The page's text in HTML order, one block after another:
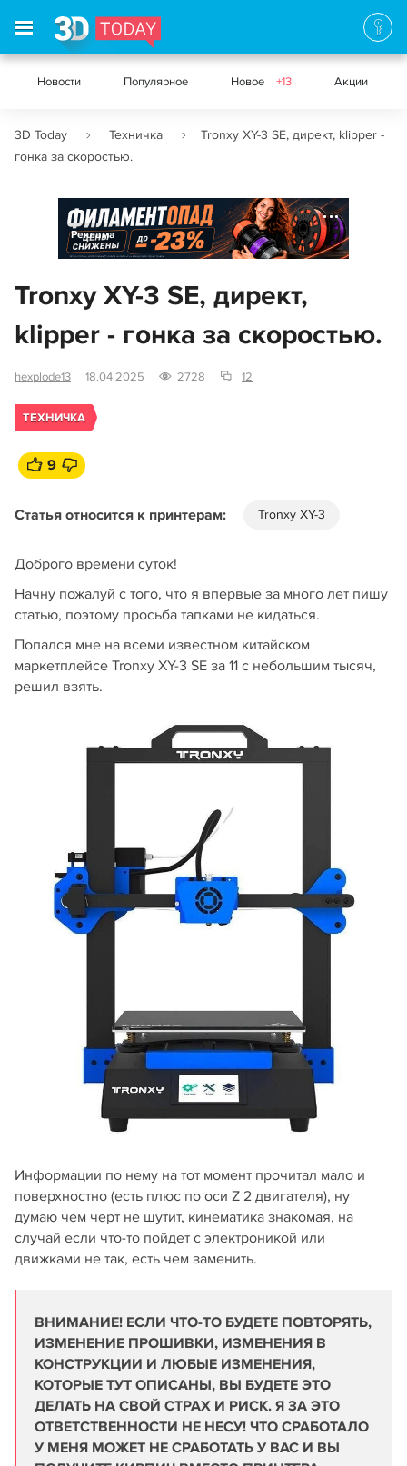
Новости Популярное Новое +13 Акции
3D Today Техничка
Tronxy XY-3 SE, директ, klipper -
гонка за скоростью.
Реклама
Tronxy XY-3 SE, директ,
klipper - гонка за скоростью.
hexplode13 18.04.2025 2728 12
ТЕХНИЧКА
9
Статья относится к принтерам: Tronxy XY-3
Доброго времени суток!
Начну пожалуй с того, что я впервые за много лет пишу
статью, поэтому просьба тапками не кидаться.
Попался мне на всеми известном китайском
маркетплейсе Tronxy XY-3 SE за 11 с небольшим тысяч,
решил взять.
Информации по нему на тот момент прочитал мало и
поверхностно (есть плюс по оси Z 2 двигателя), ну
думаю чем черт не шутит, кинематика знакомая, на
случай если что-то пойдет с электроникой или
движками не так, есть чем заменить.
ВНИМАНИЕ! ЕСЛИ ЧТО-ТО БУДЕТЕ ПОВТОРЯТЬ,
ИЗМЕНЕНИЕ ПРОШИВКИ, ИЗМЕНЕНИЯ В
КОНСТРУКЦИИ И ЛЮБЫЕ ИЗМЕНЕНИЯ,
КОТОРЫЕ ТУТ ОПИСАНЫ, ВЫ БУДЕТЕ ЭТО
ДЕЛАТЬ НА СВОЙ СТРАХ И РИСК. Я ЗА ЭТО
ОТВЕТСТВЕННОСТИ НЕ НЕСУ! ЧТО СРАБОТАЛО
У МЕНЯ МОЖЕТ НЕ СРАБОТАТЬ У ВАС И ВЫ